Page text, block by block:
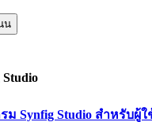
น
Synfig Studio สำหรับผู้ใ